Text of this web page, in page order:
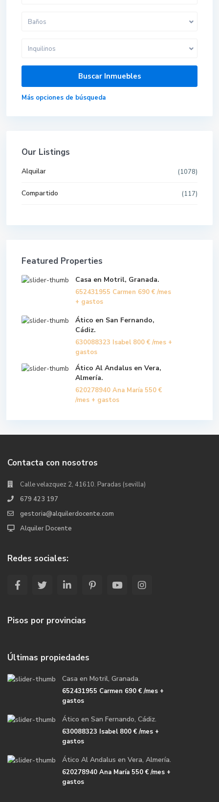
Baños
Inquilinos
Más opciones de búsqueda
Our Listings
Alquilar (1078)
Compartido (117)
Featured Properties
Casa en Motril, Granada.
652431955 Carmen 690 € /mes
+ gastos
Ático en San Fernando,
Cádiz.
630088323 Isabel 800 € /mes +
gastos
Ático Al Andalus en Vera,
Almería.
620278940 Ana María 550 €
/mes + gastos
Contacta con nosotros
Calle velazquez 2, 41610. Paradas (sevilla)
679 423 197
gestoria@alquilerdocente.com
Alquiler Docente
Redes sociales:
Pisos por provincias
Últimas propiedades
Casa en Motril, Granada.
652431955 Carmen 690 €/mes +
gastos
Ático en San Fernando, Cádiz.
630088323 Isabel800 €/mes +
gastos
Ático Al Andalus en Vera, Almería.
620278940 Ana María 550 €/mes +
gastos